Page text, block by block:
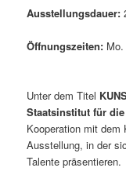
Ausstellungsdauer:
Öffnungszeiten:
Unter dem Titel
Staatsinstitut für
Kooperation mit dem
Ausstellung, in der
Talente präsentieren.